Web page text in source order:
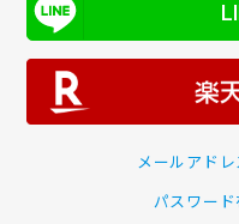
メールアド
パスワー